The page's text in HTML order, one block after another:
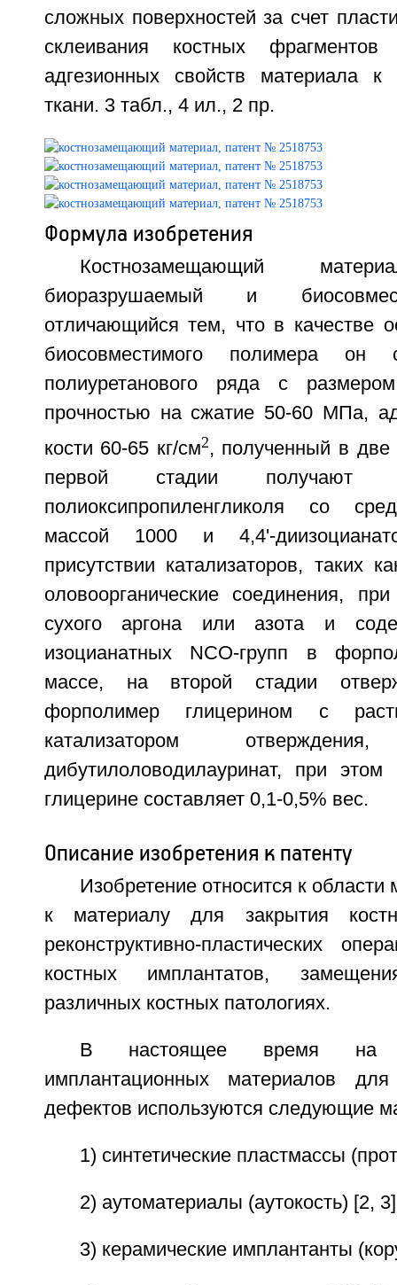
сложных поверхностей за счет
склеивания костных
адгезионных свойств материала
ткани. 3 табл., 4 ил., 2 пр.
Формула изобретения
Костнозамещающий
биоразрушаемый и
отличающийся тем, что в качестве
биосовместимого полимера он
полиуретанового ряда с
прочностью на сжатие 50-60 МПа,
кости 60-65 кг/см2, полученный в две
первой стадии получают
полиоксипропиленгликоля со
массой 1000 и 4,4'-
присутствии катализаторов, таких
оловоорганические соединения,
сухого аргона или азота и
изоцианатных NCO-групп в
массе, на второй стадии
форполимер глицерином с
катализатором
дибутилоловодилауринат, при
глицерине составляет 0,1-0,5% вес.
Описание изобретения к патенту
Изобретение относится к
к материалу для закрытия
реконструктивно-пластических
костных имплантатов,
различных костных патологиях.
В настоящее время на
имплантационных материалов
дефектов используются следующие
1) синтетические пластмассы
2) аутоматериалы (аутокость) [2,
3) керамические имплантанты